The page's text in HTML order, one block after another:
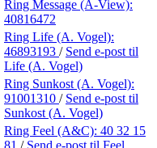
Ring Message (A-View):
40816472
Ring Life (A. Vogel):
46893193 / Send e-post til
Life (A. Vogel)
Ring Sunkost (A. Vogel):
91001310 / Send e-post til
Sunkost (A. Vogel)
Ring Feel (A&C): 40 32 15
81 / Send e-post til Feel